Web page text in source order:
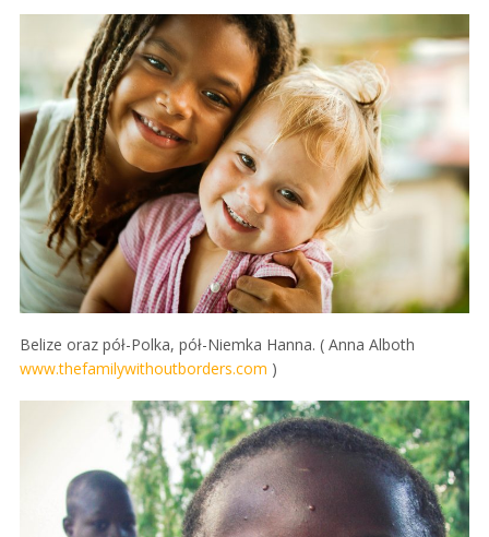
Belize oraz pół-Polka, pół-Niemka Hanna. ( Anna Alboth
www.thefamilywithoutborders.com )